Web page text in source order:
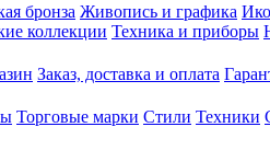
бронза Живопись и графика
коллекции Техника и приборы
Заказ, доставка и оплата
Торговые марки Стили Техники